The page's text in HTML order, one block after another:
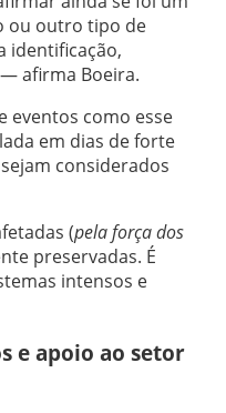
ou outro tipo de
identificação,
afirma Boeira.
eventos como esse
em dias de forte
considerados
(pela força dos
preservadas. É
intensos e
e apoio ao setor